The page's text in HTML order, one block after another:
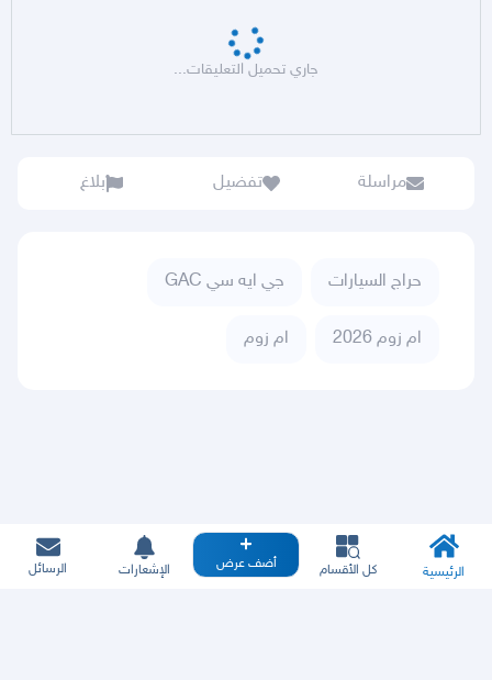
جاري تحميل التعليقات...
مراسلة تفضيل بلاغ
حراج السيارات جي ايه سي GAC
ام زوم 2026 ام زوم
الرئيسية كل الأقسام أضف عرض الإشعارات الرسائل